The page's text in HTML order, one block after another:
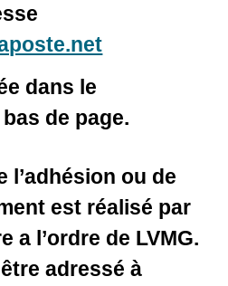
dans le
de page.
l’adhésion ou de
est réalisé par
a l’ordre de LVMG.
adressé à